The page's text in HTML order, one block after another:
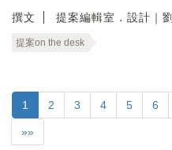
撰文 提案編輯室．設計｜
提案on the desk
1 2 3 4 5 6
»»